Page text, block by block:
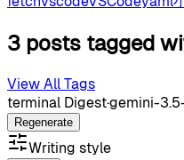
3 posts tagged
View All Tags
terminal Digest·gemini-
Regenerate
Writing style